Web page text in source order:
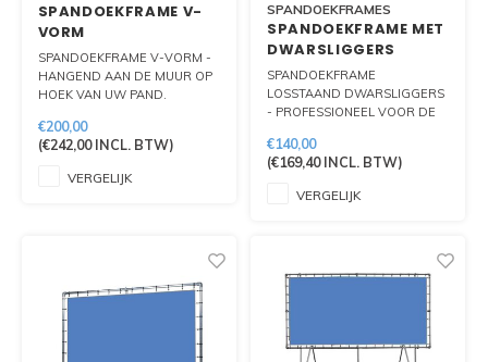
SPANDOEKFRAME V-
VORM
SPANDOEKFRAME V-VORM -
HANGEND AAN DE MUUR OP
HOEK VAN UW PAND.
KANTEN.
€200,00
(€242,00INCL. BTW)
VERGELIJK
SPANDOEKFRAMES
SPANDOEKFRAME MET
DWARSLIGGERS
SPANDOEKFRAME
LOSSTAAND DWARSLIGGERS
- PROFESSIONEEL VOOR DE
OF EVENEMENT? DAT DOET U
MAKKELIJK MET ONZE
PRESENTATIEWANDEN OF
OPVALLEND GROOT. U TREKT
GEGARANDEERD DE
AANDACHT.
€140,00
(€169,40INCL. BTW)
VERGELIJK